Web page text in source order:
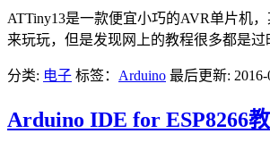
ATTiny13是一款便宜小巧的AVR单片机
来玩玩，但是发现网上的教程很多都是
分类: 电子 标签： Arduino 最后更新: 2016-
Arduino IDE for ESP8266